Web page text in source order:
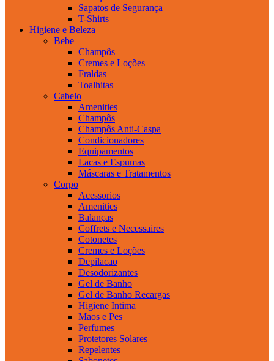
Sapatos de Segurança
T-Shirts
Higiene e Beleza
Bebe
Champôs
Cremes e Loções
Fraldas
Toalhitas
Cabelo
Amenities
Champôs
Champôs Anti-Caspa
Condicionadores
Equipamentos
Lacas e Espumas
Máscaras e Tratamentos
Corpo
Acessorios
Amenities
Balanças
Coffrets e Necessaires
Cotonetes
Cremes e Loções
Depilacao
Desodorizantes
Gel de Banho
Gel de Banho Recargas
Higiene Intima
Maos e Pes
Perfumes
Protetores Solares
Repelentes